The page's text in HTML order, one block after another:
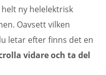
ny helelektrisk
Oavsett vilken
letar efter finns det en
vidare och ta del